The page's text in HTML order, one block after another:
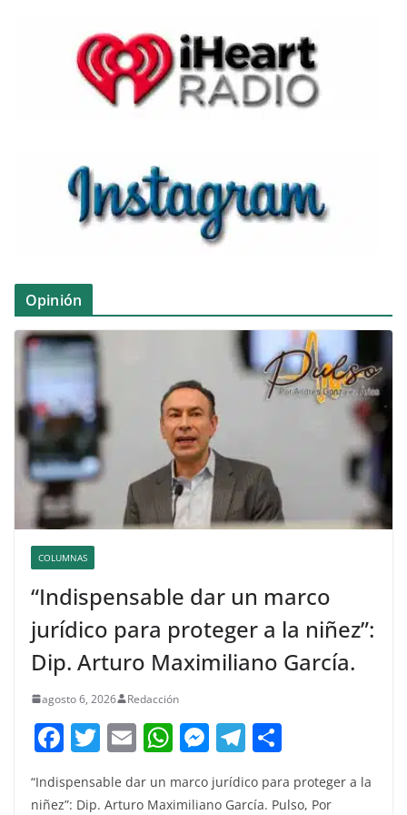
Opinión
COLUMNAS
“Indispensable dar un marco
jurídico para proteger a la niñez”:
Dip. Arturo Maximiliano García.
agosto 6, 2026 Redacción
F
c
T
itt
E
ai
W
at
M
ss
T
e m
“Indispensable dar un marco jurídico para proteger a la
niñez”: Dip. Arturo Maximiliano García. Pulso, Por